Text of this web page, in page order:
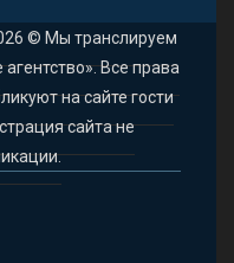
© Мы транслируем
Все права
на сайте гости
сайта не